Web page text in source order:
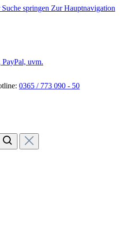
springen Zur Hauptnavigation
PayPal, uvm.
0365 / 773 090 - 50